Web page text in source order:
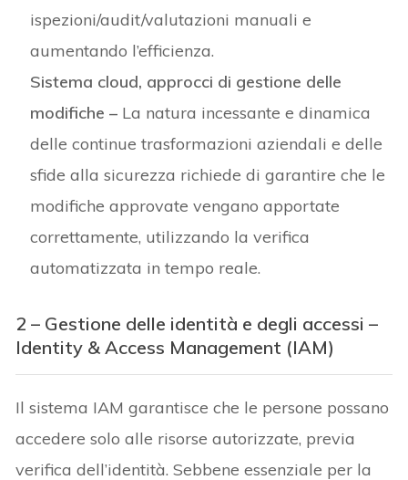
ispezioni/audit/valutazioni manuali e
aumentando l’efficienza.
Sistema cloud, approcci di gestione delle
modifiche – La natura incessante e dinamica
delle continue trasformazioni aziendali e delle
sfide alla sicurezza richiede di garantire che le
modifiche approvate vengano apportate
correttamente, utilizzando la verifica
automatizzata in tempo reale.
2 – Gestione delle identità e degli accessi –
Identity & Access Management (IAM)
Il sistema IAM garantisce che le persone possano
accedere solo alle risorse autorizzate, previa
verifica dell’identità. Sebbene essenziale per la